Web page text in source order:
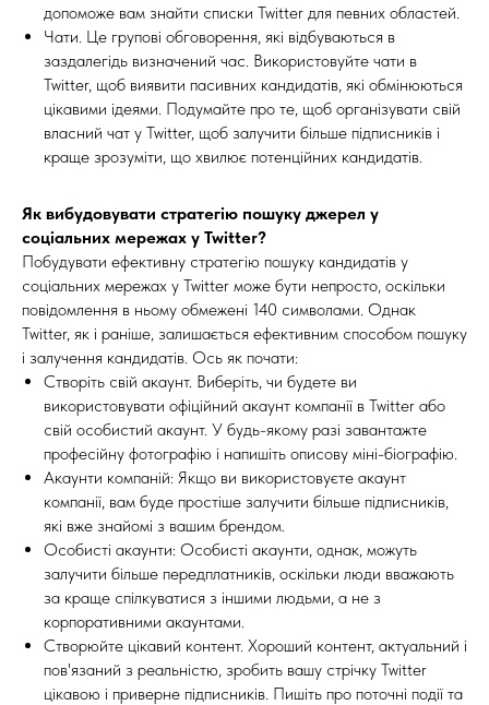
допоможе вам знайти списки Twitter для певних областей.
Чати. Це групові обговорення, які відбуваються в
заздалегідь визначений час. Використовуйте чати в
Twitter, щоб виявити пасивних кандидатів, які обмінюються
цікавими ідеями. Подумайте про те, щоб організувати свій
власний чат у Twitter, щоб залучити більше підписників і
краще зрозуміти, що хвилює потенційних кандидатів.
Як вибудовувати стратегію пошуку джерел у
соціальних мережах у Twitter?
Побудувати ефективну стратегію пошуку кандидатів у
соціальних мережах у Twitter може бути непросто, оскільки
повідомлення в ньому обмежені 140 символами. Однак
Twitter, як і раніше, залишається ефективним способом пошуку
і залучення кандидатів. Ось як почати:
Створіть свій акаунт. Виберіть, чи будете ви
використовувати офіційний акаунт компанії в Twitter або
свій особистий акаунт. У будь-якому разі завантажте
професійну фотографію і напишіть описову міні-біографію.
Акаунти компаній: Якщо ви використовуєте акаунт
компанії, вам буде простіше залучити більше підписників,
які вже знайомі з вашим брендом.
Особисті акаунти: Особисті акаунти, однак, можуть
залучити більше передплатників, оскільки люди вважають
за краще спілкуватися з іншими людьми, а не з
корпоративними акаунтами.
Створюйте цікавий контент. Хороший контент, актуальний і
пов'язаний з реальністю, зробить вашу стрічку Twitter
цікавою і приверне підписників. Пишіть про поточні події та